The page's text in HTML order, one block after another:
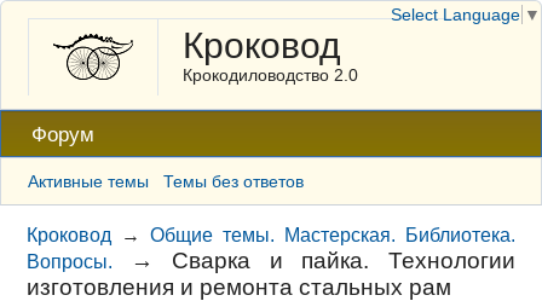
Кроковод
Крокодиловодство 2.0
Форум
Активные темы Темы без ответов
Кроковод →Общие темы. Мастерская. Библиотека.
Вопросы.
→ Сварка и пайка. Технологии
изготовления и ремонта стальных рам
Select Language ▼